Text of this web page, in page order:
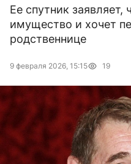
Ее спутник заявляет,
имущество и хочет
родственнице
9 февраля 2026, 15:15 19